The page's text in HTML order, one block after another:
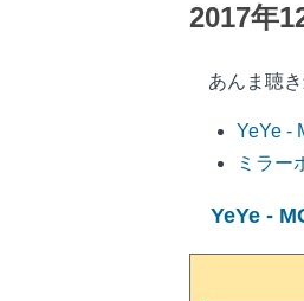
2017年
あんま聴
YeYe -
ミラー
YeYe -